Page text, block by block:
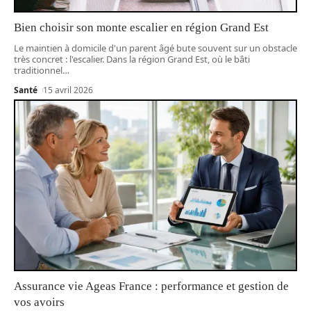
Bien choisir son monte escalier en région Grand Est
Le maintien à domicile d'un parent âgé bute souvent sur un obstacle
très concret : l'escalier. Dans la région Grand Est, où le bâti
traditionnel…
Santé 15 avril 2026
Assurance vie Ageas France : performance et gestion de
vos avoirs